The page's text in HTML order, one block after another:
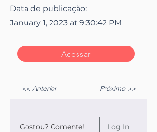
Data de publicação:
January 1, 2023 at 9:30:42 PM
Acessar
<< Anterior Próximo >>
Gostou? Comente! Log In